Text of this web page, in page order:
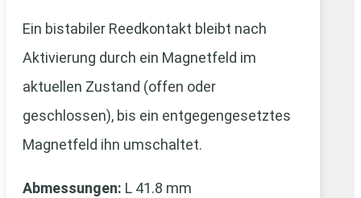
Ein bistabiler Reedkontakt bleibt nach
Aktivierung durch ein Magnetfeld im
aktuellen Zustand (offen oder
geschlossen), bis ein entgegengesetztes
Magnetfeld ihn umschaltet.
Abmessungen: L 41.8 mm